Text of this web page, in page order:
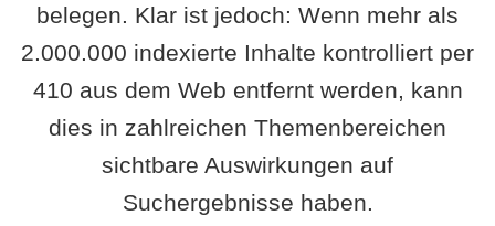
belegen. Klar ist jedoch: Wenn mehr als
2.000.000 indexierte Inhalte kontrolliert per
410 aus dem Web entfernt werden, kann
dies in zahlreichen Themenbereichen
sichtbare Auswirkungen auf
Suchergebnisse haben.